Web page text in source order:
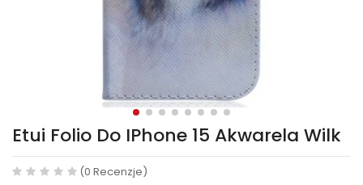
Etui Folio Do IPhone 15 Akwarela Wilk
(0 Recenzje)